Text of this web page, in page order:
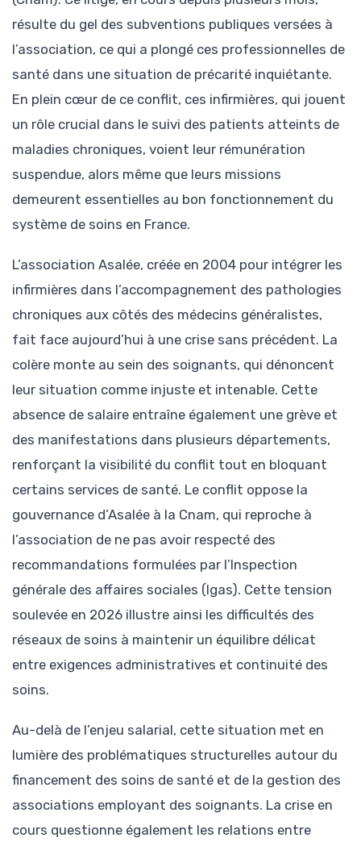
résulte du gel des subventions publiques versées à
l’association, ce qui a plongé ces professionnelles de
santé dans une situation de précarité inquiétante.
En plein cœur de ce conflit, ces infirmières, qui jouent
un rôle crucial dans le suivi des patients atteints de
maladies chroniques, voient leur rémunération
suspendue, alors même que leurs missions
demeurent essentielles au bon fonctionnement du
système de soins en France.
L’association Asalée, créée en 2004 pour intégrer les
infirmières dans l’accompagnement des pathologies
chroniques aux côtés des médecins généralistes,
fait face aujourd’hui à une crise sans précédent. La
colère monte au sein des soignants, qui dénoncent
leur situation comme injuste et intenable. Cette
absence de salaire entraîne également une grève et
des manifestations dans plusieurs départements,
renforçant la visibilité du conflit tout en bloquant
certains services de santé. Le conflit oppose la
gouvernance d’Asalée à la Cnam, qui reproche à
l’association de ne pas avoir respecté des
recommandations formulées par l’Inspection
générale des affaires sociales (Igas). Cette tension
soulevée en 2026 illustre ainsi les difficultés des
réseaux de soins à maintenir un équilibre délicat
entre exigences administratives et continuité des
soins.
Au-delà de l’enjeu salarial, cette situation met en
lumière des problématiques structurelles autour du
financement des soins de santé et de la gestion des
associations employant des soignants. La crise en
cours questionne également les relations entre